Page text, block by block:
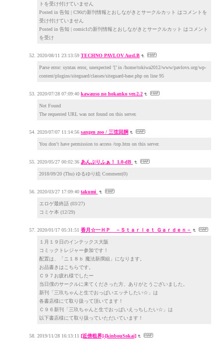
トを受け付けていません
Posted in 告知 | C90の新刊情報とおしながきとサークルカット はコメントを
受け付けていません
Posted in 告知 | comic1の新刊情報とおしながきとサークルカット はコメント
を受け
2020/08/11 23:13:59 TECHNO PAVLOV Ausf.B
Parse error: syntax error, unexpected ’[’ in /home/tokiwa2012/www/pavlovs.org/wp-
content/plugins/siteguard/classes/siteguard-base.php on line 95
2020/07/28 07:09:40 kawauso no hokanko ver.2.2
Not Found
The requested URL was not found on this server.
2020/07/07 11:14:56 sangen zoo / 三弦回胴
You don’t have permission to access /top.htm on this server.
2020/05/27 00:02:36 あんぷりふぁ！ 1.0-dB
2018/09/20 (Thu) ゆるゆり絵 Comment(0)
2020/03/27 17:09:40 takumi
エロゲ最終話 (03/27)
コミケ本 (12/29)
2020/01/17 05:31:51 香月☆一ＨＰ －Ｓｔａｒｌｅｔ Ｇａｒｄｅｎ－
１月１９日のインテックス大阪
コミックトレジャー参加です！
配置は、「ニ１８ｂ 魔法新撰組」になります。
お品書きはこちらです。
Ｃ９７お疲れ様でしたー
当日僕のサークルに来てくださった方、ありがとうございました。
新刊「三玖ちゃんと生でおっぱいエッチしたい☆」は
各書店様にて取り扱って頂いてます！
Ｃ９６新刊「三玖ちゃんと生でおっぱいえっちしたい☆」は
以下書店様にて取り扱っていただいています！
2019/11/28 16:13:11 [近傍租界]-[kinbouSokai]